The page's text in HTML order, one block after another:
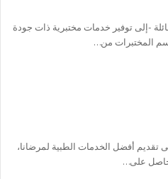
-إلى توفير خدمات مختبرية ذات جودة
المختبرات من…
أفضل الخدمات الطبية لمرضانا،
حاصل على…